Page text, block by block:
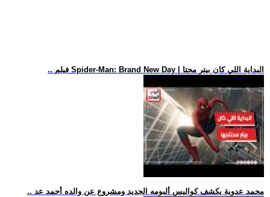
.. فيلم Spider-Man: Brand New Day | البداية اللي كان بيتر محتا
.. محمد عدوية يكشف كواليس ألبومه الجديد ومشروع عن والده أحمد عد